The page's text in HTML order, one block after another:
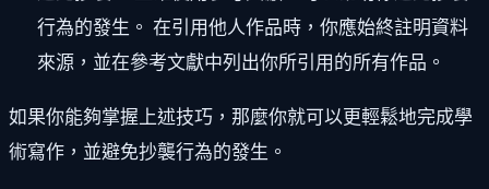
行為的發生。 在引用他人作品時，你應始終註明資料
來源，並在參考文獻中列出你所引用的所有作品。
如果你能夠掌握上述技巧，那麼你就可以更輕鬆地完成學
術寫作，並避免抄襲行為的發生。